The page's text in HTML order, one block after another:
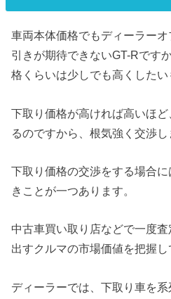
車両本体価格でもディーラー
引きが期待できないGT-Rです
格くらいは少しでも高くしたい
下取り価格が高ければ高いほど
るのですから、根気強く交渉し
下取り価格の交渉をする場合
きことが一つあります。
中古車買い取り店などで一度
出すクルマの市場価値を把握し
ディーラーでは、下取り車を